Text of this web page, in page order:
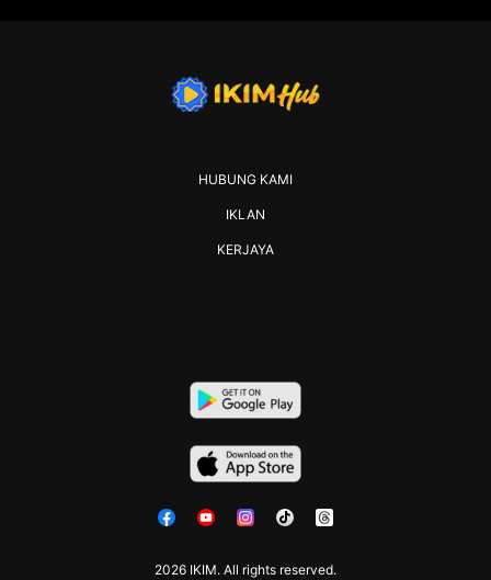
2026 IKIM. All rights reserved.
HUBUNG KAMI
IKLAN
KERJAYA